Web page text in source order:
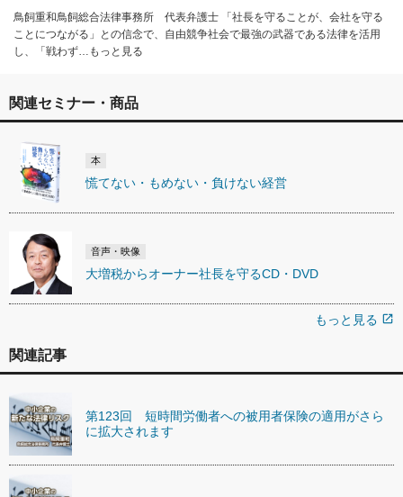
鳥飼重和鳥飼総合法律事務所 代表弁護士 「社長を守ることが、会社を守る
ことにつながる」との信念で、自由競争社会で最強の武器である法律を活用
し、「戦わず…もっと見る
関連セミナー・商品
本
慌てない・もめない・負けない経営
音声・映像
大増税からオーナー社長を守るCD・DVD
もっと見る open_in_new
関連記事
第123回 短時間労働者への被用者保険の適用がさら
に拡大されます